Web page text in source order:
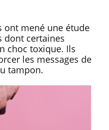
ont mené une étude
dont certaines
choc toxique. Ils
les messages de
tampon.